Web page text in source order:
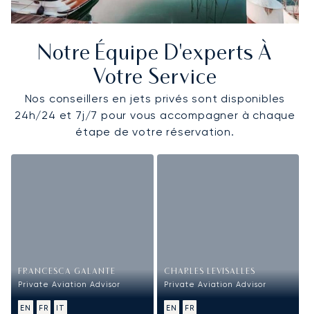
Notre Équipe D'experts À
Votre Service
Nos conseillers en jets privés sont disponibles
24h/24 et 7j/7 pour vous accompagner à chaque
étape de votre réservation.
FRANCESCA GALANTE
Private Aviation Advisor
EN FR IT
CHARLES LEVISALLES
Private Aviation Advisor
EN FR